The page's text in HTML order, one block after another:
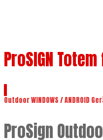
ProSIGN
Outdoor WINDOWS / ANDROID
ProSign